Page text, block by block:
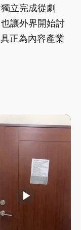
立完成從劇
讓外界開始討
正為內容產業
play_arrow